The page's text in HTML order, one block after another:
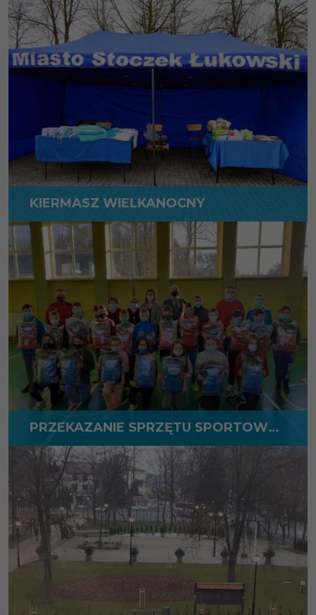
WIĘCEJ
KIERMASZ WIELKANOCNY
WIĘCEJ
PRZEKAZANIE SPRZĘTU SPORTOWEGO DLA KLASY SPORTOWEJ SZKOŁY PODSTAWOWEJ W STOCZKU ŁUKOWSKIM
WIĘCEJ